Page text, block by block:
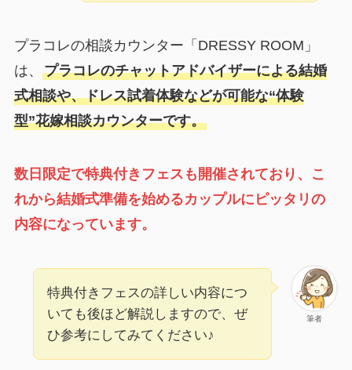
プラコレの相談カウンター「DRESSY ROOM」
は、 プラコレのチャットアドバイザーによる結婚
式相談や、ドレス試着体験などが可能な“体験
型”花嫁相談カウンターです。
数日限定で特典付きフェスも開催されており、こ
れから結婚式準備を始めるカップルにピッタリの
内容になっています。
筆者
特典付きフェスの詳しい内容につ
いても後ほど解説しますので、ぜ
ひ参考にしてみてください♪